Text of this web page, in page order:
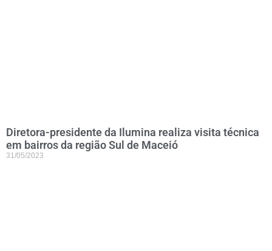
Diretora-presidente da Ilumina realiza visita técnica
em bairros da região Sul de Maceió
31/05/2023